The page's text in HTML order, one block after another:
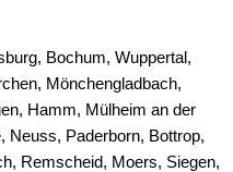
Bochum, Wuppertal,
Mönchengladbach,
Hamm, Mülheim an der
Neuss, Paderborn, Bottrop,
Remscheid, Moers, Siegen,